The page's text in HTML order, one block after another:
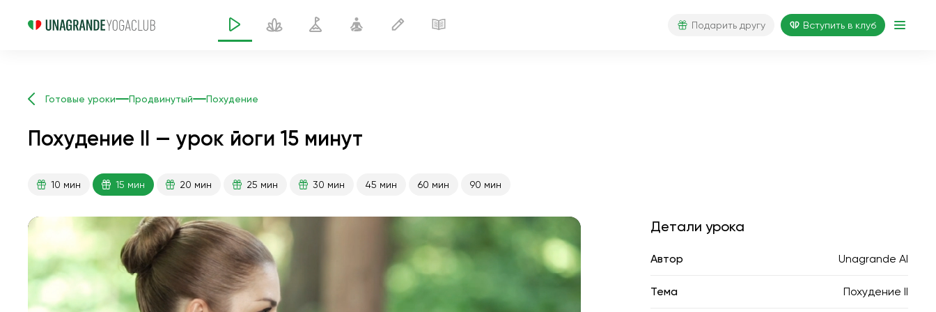
Подарить другу Вступить в клуб
Готовые уроки Продвинутый Похудение
Похудение II — урок йоги 15 минут
10 мин 15 мин 20 мин 25 мин 30 мин 45 мин 60 мин 90 мин
внутренний покой
Детали урока
Автор Unagrande AI
Тема Похудение II